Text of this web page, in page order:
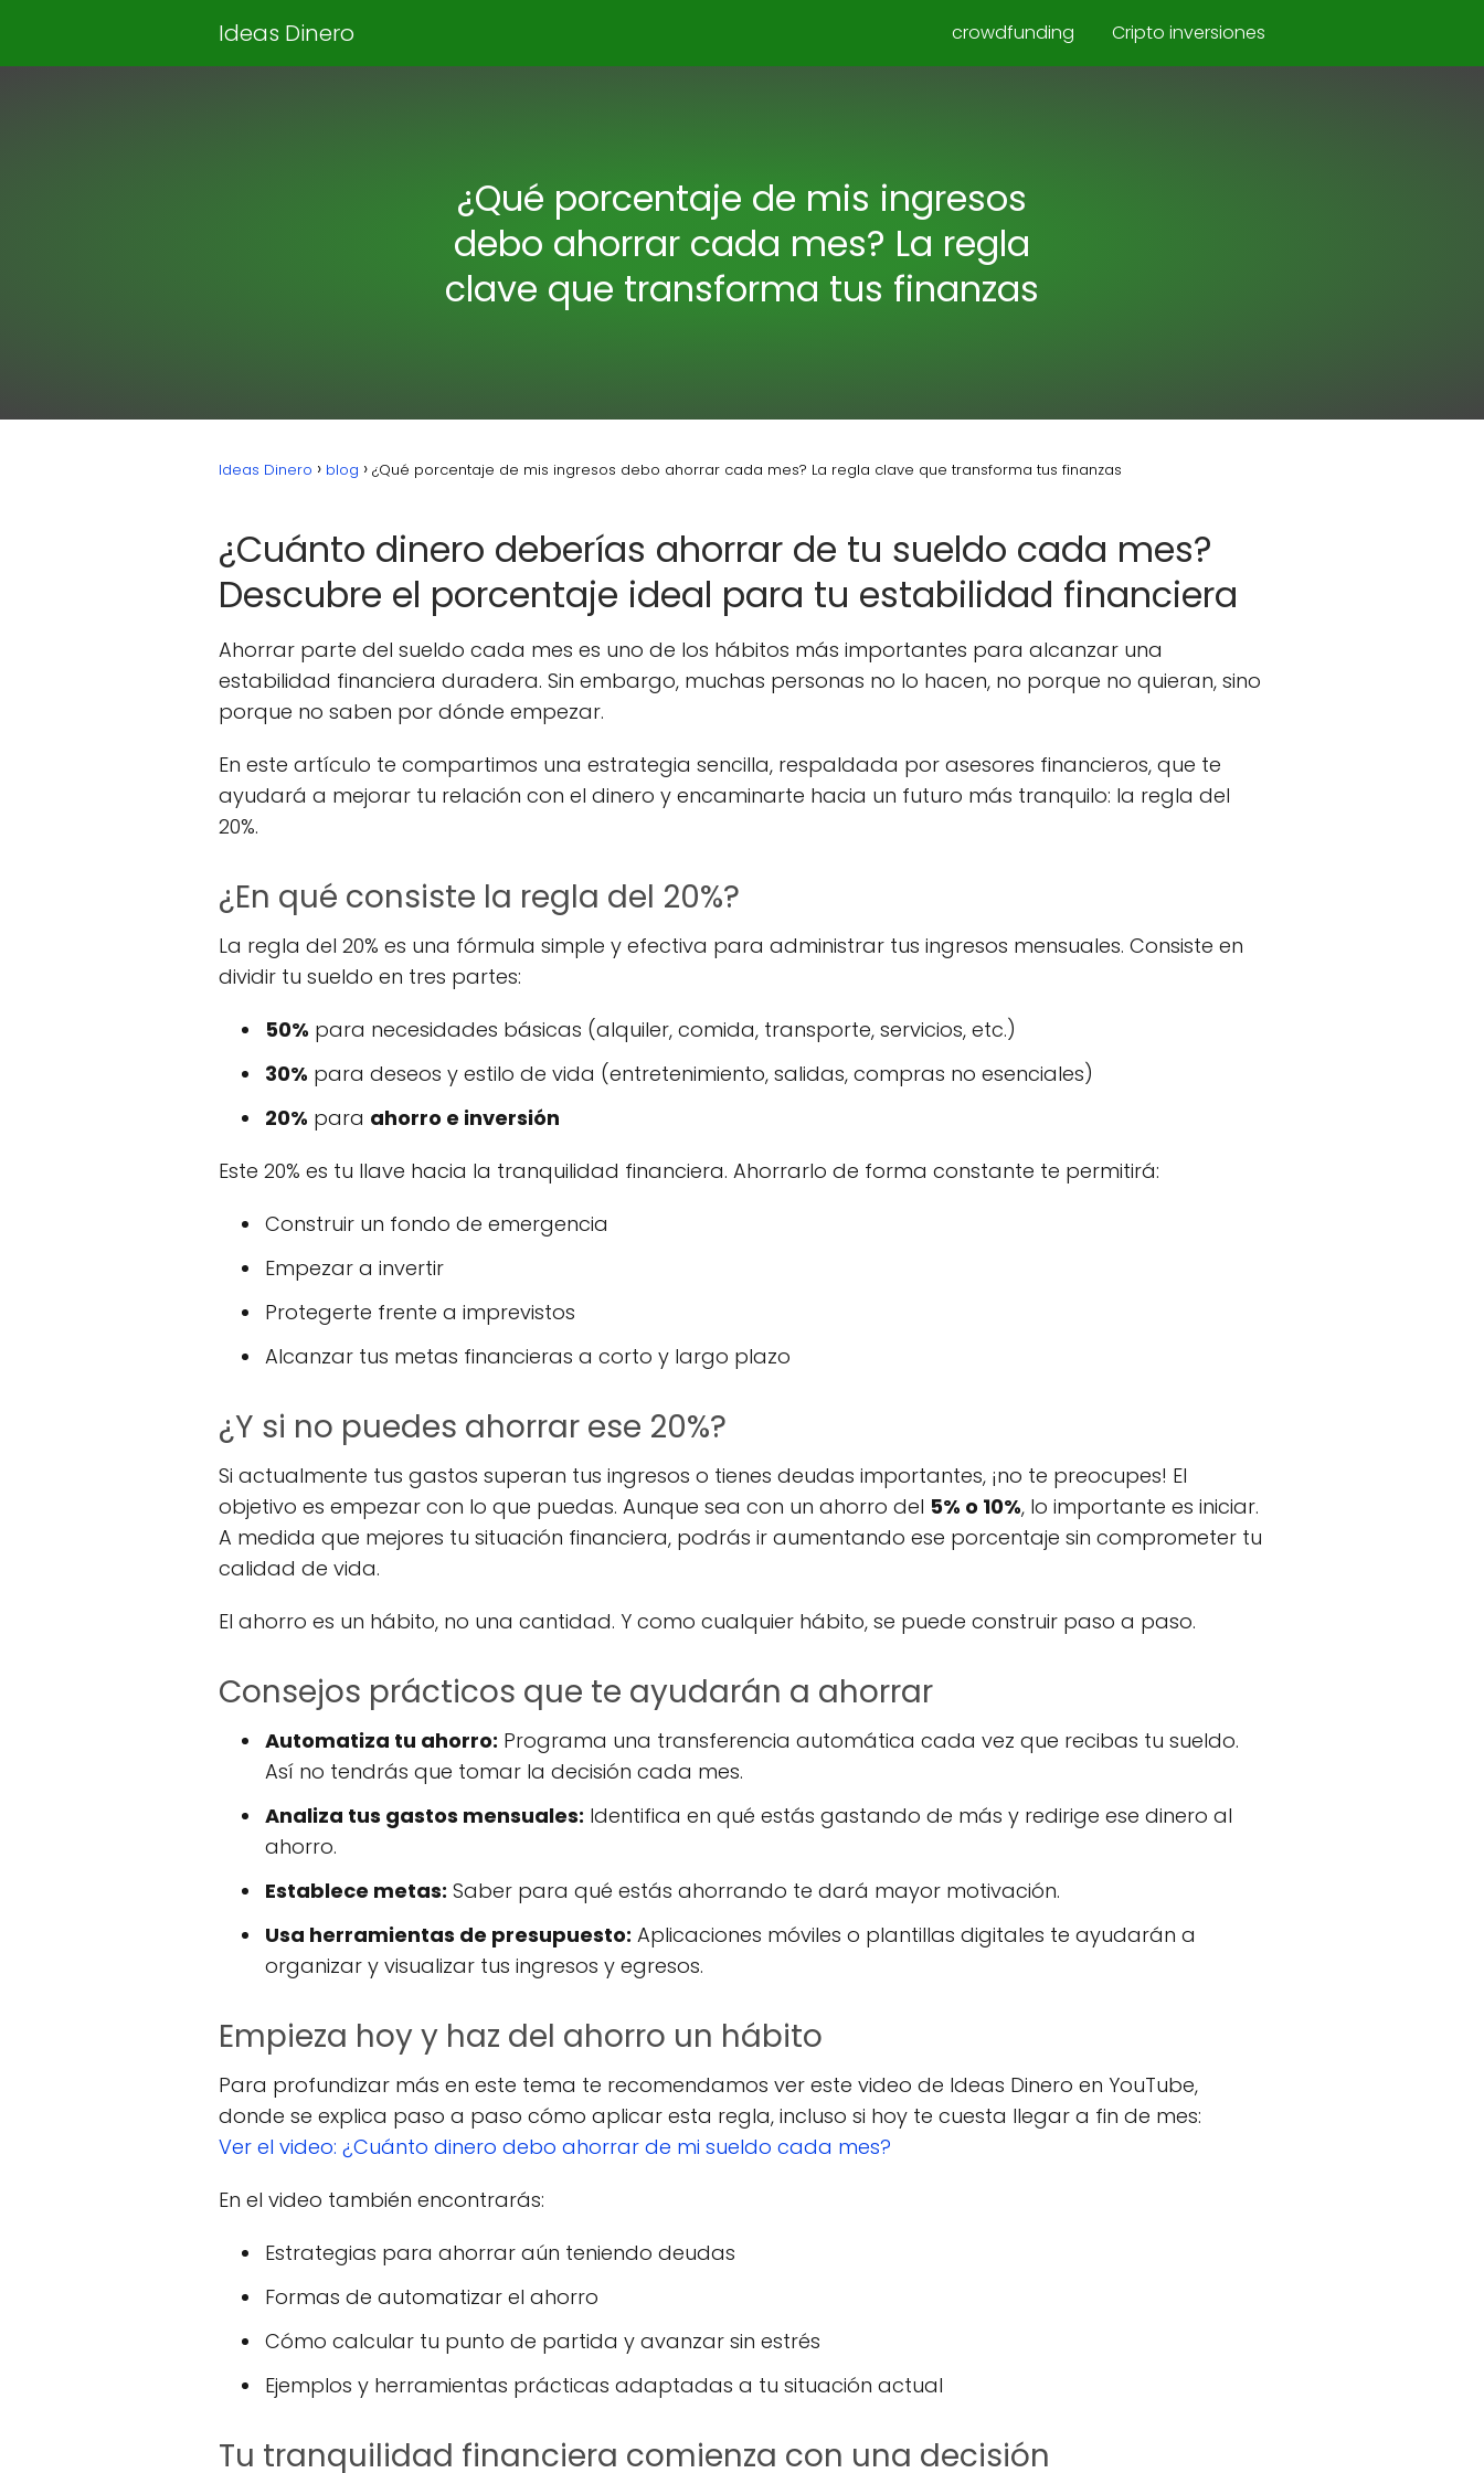
Ideas Dinero crowdfunding Cripto inversiones
¿Qué porcentaje de mis ingresos
debo ahorrar cada mes? La regla
clave que transforma tus finanzas
Ideas Dinero blog ¿Qué porcentaje de mis ingresos debo ahorrar cada mes? La regla clave que transforma tus finanzas
¿Cuánto dinero deberías ahorrar de tu sueldo cada mes?
Descubre el porcentaje ideal para tu estabilidad financiera
Ahorrar parte del sueldo cada mes es uno de los hábitos más importantes para alcanzar una
estabilidad financiera duradera. Sin embargo, muchas personas no lo hacen, no porque no quieran, sino
porque no saben por dónde empezar.
En este artículo te compartimos una estrategia sencilla, respaldada por asesores financieros, que te
ayudará a mejorar tu relación con el dinero y encaminarte hacia un futuro más tranquilo: la regla del
20%.
¿En qué consiste la regla del 20%?
La regla del 20% es una fórmula simple y efectiva para administrar tus ingresos mensuales. Consiste en
dividir tu sueldo en tres partes:
50% para necesidades básicas (alquiler, comida, transporte, servicios, etc.)
30% para deseos y estilo de vida (entretenimiento, salidas, compras no esenciales)
20% para ahorro e inversión
Este 20% es tu llave hacia la tranquilidad financiera. Ahorrarlo de forma constante te permitirá:
Construir un fondo de emergencia
Empezar a invertir
Protegerte frente a imprevistos
Alcanzar tus metas financieras a corto y largo plazo
¿Y si no puedes ahorrar ese 20%?
Si actualmente tus gastos superan tus ingresos o tienes deudas importantes, ¡no te preocupes! El
objetivo es empezar con lo que puedas. Aunque sea con un ahorro del 5% o 10%, lo importante es iniciar.
A medida que mejores tu situación financiera, podrás ir aumentando ese porcentaje sin comprometer tu
calidad de vida.
El ahorro es un hábito, no una cantidad. Y como cualquier hábito, se puede construir paso a paso.
Consejos prácticos que te ayudarán a ahorrar
Automatiza tu ahorro: Programa una transferencia automática cada vez que recibas tu sueldo.
Así no tendrás que tomar la decisión cada mes.
Analiza tus gastos mensuales: Identifica en qué estás gastando de más y redirige ese dinero al
ahorro.
Establece metas: Saber para qué estás ahorrando te dará mayor motivación.
Usa herramientas de presupuesto: Aplicaciones móviles o plantillas digitales te ayudarán a
organizar y visualizar tus ingresos y egresos.
Empieza hoy y haz del ahorro un hábito
Para profundizar más en este tema te recomendamos ver este video de Ideas Dinero en YouTube,
donde se explica paso a paso cómo aplicar esta regla, incluso si hoy te cuesta llegar a fin de mes:
Ver el video: ¿Cuánto dinero debo ahorrar de mi sueldo cada mes?
En el video también encontrarás:
Estrategias para ahorrar aún teniendo deudas
Formas de automatizar el ahorro
Cómo calcular tu punto de partida y avanzar sin estrés
Ejemplos y herramientas prácticas adaptadas a tu situación actual
Tu tranquilidad financiera comienza con una decisión